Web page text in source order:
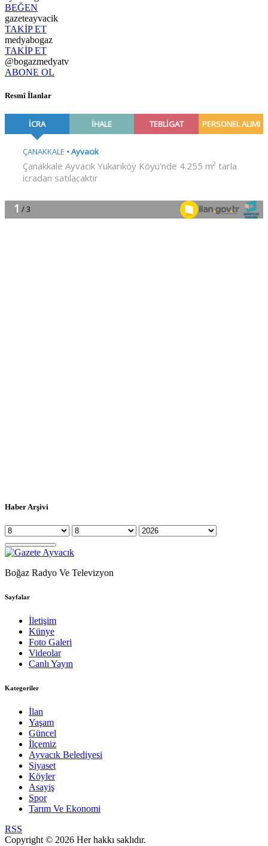
BEĞEN
gazeteayvacik
TAKİP ET
medyabogaz
TAKİP ET
@bogazmedyatv
ABONE OL
Resmî İlanlar
Haber Arşivi
Boğaz Radyo Ve Televizyon
Sayfalar
İletişim
Künye
Foto Galeri
Videolar
Canlı Yayın
Kategoriler
İlan
Yaşam
Güncel
İlçemiz
Ayvacık Belediyesi
Siyaset
Köyler
Asayiş
Spor
Tarım Ve Ekonomi
RSS
Copyright © 2026 Her hakkı saklıdır.